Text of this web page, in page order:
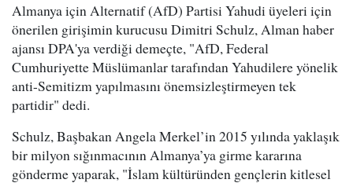
Almanya için Alternatif (AfD) Partisi Yahudi üyeleri için
önerilen girişimin kurucusu Dimitri Schulz, Alman haber
ajansı DPA'ya verdiği demeçte, "AfD, Federal
Cumhuriyette Müslümanlar tarafından Yahudilere yönelik
anti-Semitizm yapılmasını önemsizleştirmeyen tek
partidir" dedi.
Schulz, Başbakan Angela Merkel’in 2015 yılında yaklaşık
bir milyon sığınmacının Almanya’ya girme kararına
gönderme yaparak, "İslam kültüründen gençlerin kitlesel